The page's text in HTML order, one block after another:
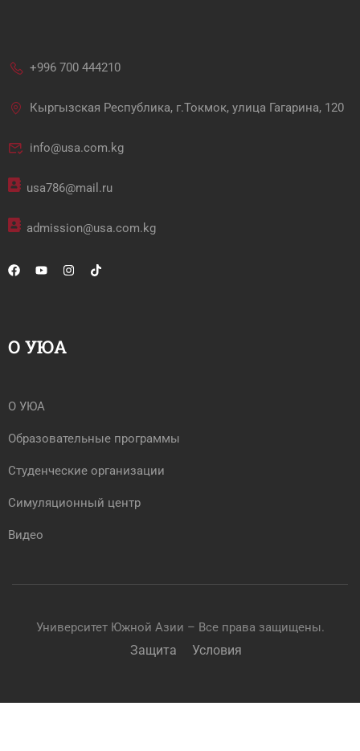
+996 700 444210
Кыргызская Республика, г.Токмок, улица Гагарина, 120
info@usa.com.kg
usa786@mail.ru
admission@usa.com.kg
О УЮА
О УЮА
Образовательные программы
Студенческие организации
Симуляционный центр
Видео
Университет Южной Азии – Все права защищены.
Защита Условия